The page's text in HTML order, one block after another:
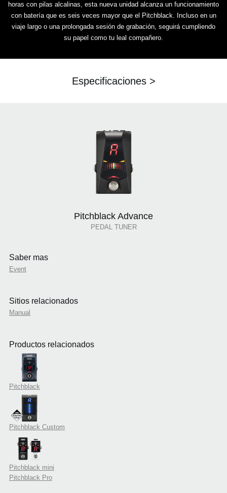
horas con pilas alcalinas, esta nueva unidad alcanza un funcionamiento
con batería que es seis veces mayor que el Pitchblack. Incluso en un
viaje largo o una prolongada sesión de grabación, seguirá cumpliendo
su papel como tu leal compañero.
Especificaciones >
Pitchblack Advance
PEDAL TUNER
Saber mas
Event
Sitios relacionados
Manual
Productos relacionados
Pitchblack
Pitchblack Custom
Pitchblack mini
Pitchblack Pro